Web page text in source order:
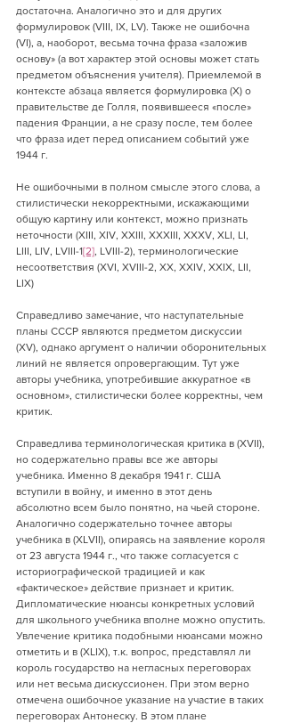
достаточна. Аналогично это и для других
формулировок (VIII, IX, LV). Также не ошибочна
(VI), а, наоборот, весьма точна фраза «заложив
основу» (а вот характер этой основы может стать
предметом объяснения учителя). Приемлемой в
контексте абзаца является формулировка (X) о
правительстве де Голля, появившееся «после»
падения Франции, а не сразу после, тем более
что фраза идет перед описанием событий уже
1944 г.
Не ошибочными в полном смысле этого слова, а
стилистически некорректными, искажающими
общую картину или контекст, можно признать
неточности (XIII, XIV, XXIII, XXXIII, XXXV, XLI, LI,
LIII, LIV, LVIII-1[2], LVIII-2), терминологические
несоответствия (XVI, XVIII-2, XX, XXIV, XXIX, LII,
LIX)
Справедливо замечание, что наступательные
планы СССР являются предметом дискуссии
(XV), однако аргумент о наличии оборонительных
линий не является опровергающим. Тут уже
авторы учебника, употребившие аккуратное «в
основном», стилистически более корректны, чем
критик.
Справедлива терминологическая критика в (XVII),
но содержательно правы все же авторы
учебника. Именно 8 декабря 1941 г. США
вступили в войну, и именно в этот день
абсолютно всем было понятно, на чьей стороне.
Аналогично содержательно точнее авторы
учебника в (XLVII), опираясь на заявление короля
от 23 августа 1944 г., что также согласуется с
историографической традицией и как
«фактическое» действие признает и критик.
Дипломатические нюансы конкретных условий
для школьного учебника вполне можно опустить.
Увлечение критика подобными нюансами можно
отметить и в (XLIX), т.к. вопрос, представлял ли
король государство на негласных переговорах
или нет весьма дискуссионен. При этом верно
отмечена ошибочное указание на участие в таких
переговорах Антонеску. В этом плане